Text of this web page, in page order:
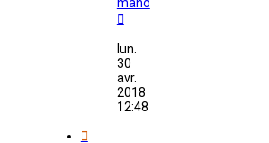
mano
lun.
30
avr.
2018
12:48